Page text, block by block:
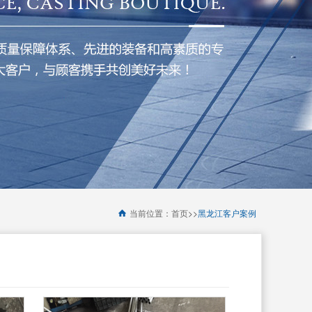
当前位置： 首页>>黑龙江客户案例